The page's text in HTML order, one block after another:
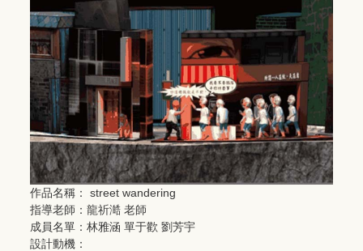
作品名稱： street wandering
指導老師：龍祈澔 老師
成員名單：林雅涵 單于歡 劉芳宇
設計動機：